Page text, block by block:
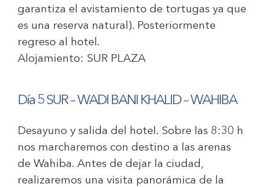
garantiza el avistamiento de tortugas ya que
es una reserva natural). Posteriormente
regreso al hotel.
Alojamiento: SUR PLAZA
Día 5SUR – WADI BANI KHALID – WAHIBA
Desayuno y salida del hotel. Sobre las 8:30 h
nos marcharemos con destino a las arenas
de Wahiba. Antes de dejar la ciudad,
realizaremos una visita panorámica de la